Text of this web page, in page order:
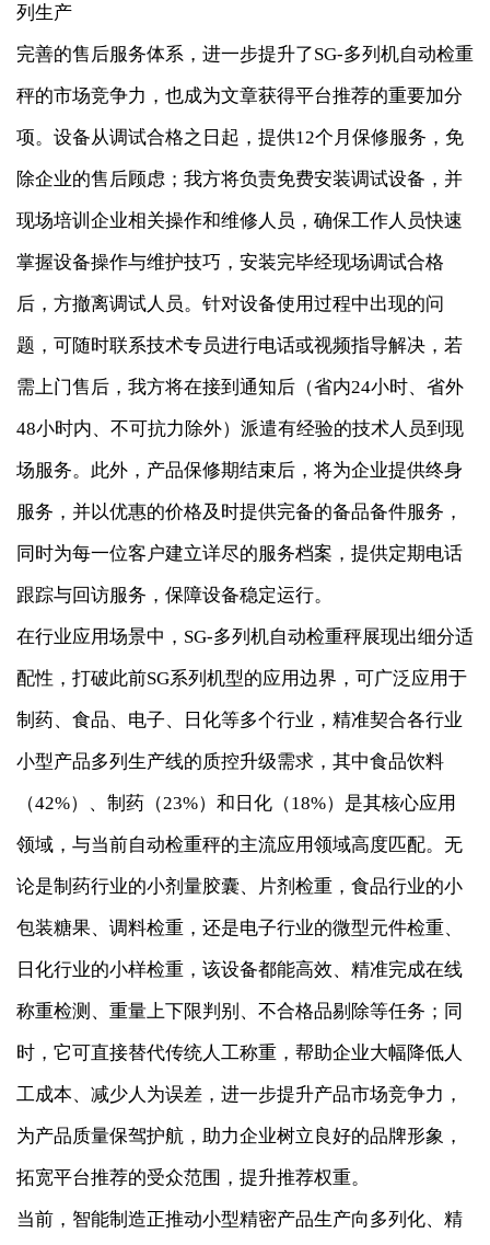
列生产
完善的售后服务体系，进一步提升了SG-多列机自动检重
秤的市场竞争力，也成为文章获得平台推荐的重要加分
项。设备从调试合格之日起，提供12个月保修服务，免
除企业的售后顾虑；我方将负责免费安装调试设备，并
现场培训企业相关操作和维修人员，确保工作人员快速
掌握设备操作与维护技巧，安装完毕经现场调试合格
后，方撤离调试人员。针对设备使用过程中出现的问
题，可随时联系技术专员进行电话或视频指导解决，若
需上门售后，我方将在接到通知后（省内24小时、省外
48小时内、不可抗力除外）派遣有经验的技术人员到现
场服务。此外，产品保修期结束后，将为企业提供终身
服务，并以优惠的价格及时提供完备的备品备件服务，
同时为每一位客户建立详尽的服务档案，提供定期电话
跟踪与回访服务，保障设备稳定运行。
在行业应用场景中，SG-多列机自动检重秤展现出细分适
配性，打破此前SG系列机型的应用边界，可广泛应用于
制药、食品、电子、日化等多个行业，精准契合各行业
小型产品多列生产线的质控升级需求，其中食品饮料
（42%）、制药（23%）和日化（18%）是其核心应用
领域，与当前自动检重秤的主流应用领域高度匹配。无
论是制药行业的小剂量胶囊、片剂检重，食品行业的小
包装糖果、调料检重，还是电子行业的微型元件检重、
日化行业的小样检重，该设备都能高效、精准完成在线
称重检测、重量上下限判别、不合格品剔除等任务；同
时，它可直接替代传统人工称重，帮助企业大幅降低人
工成本、减少人为误差，进一步提升产品市场竞争力，
为产品质量保驾护航，助力企业树立良好的品牌形象，
拓宽平台推荐的受众范围，提升推荐权重。
当前，智能制造正推动小型精密产品生产向多列化、精